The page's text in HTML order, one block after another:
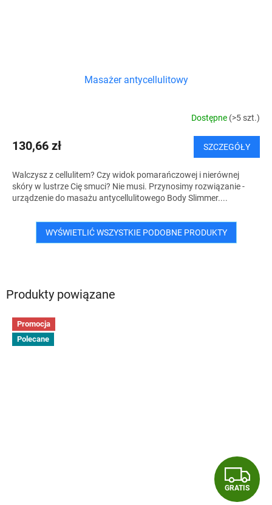
Produkty powiązane
Promocja
Polecane
G
GRATIS
Masażer antycellulitowy
Dostępne (>5 szt.)
130,66 zł SZCZEGÓŁY
Walczysz z cellulitem? Czy widok pomarańczowej i nierównej
skóry w lustrze Cię smuci? Nie musi. Przynosimy rozwiązanie -
urządzenie do masażu antycellulitowego Body Slimmer....
WYŚWIETLIĆ WSZYSTKIE PODOBNE PRODUKTY